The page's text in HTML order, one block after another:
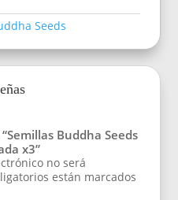
Seeds
Buddha Seeds
x3”
no será
están marcados